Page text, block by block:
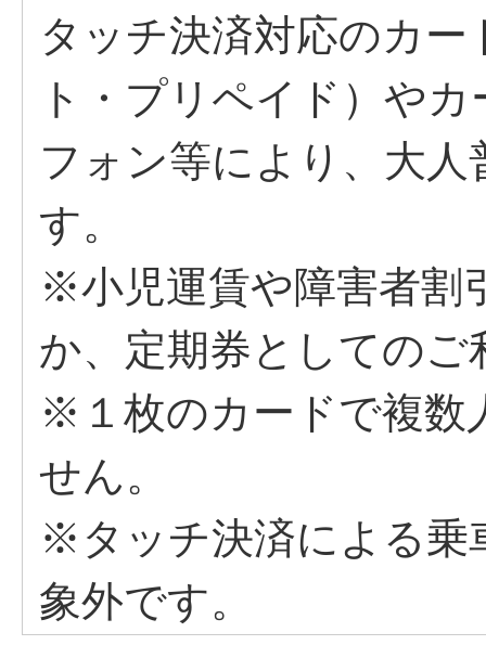
タッチ決済対応のカ
ト・プリペイド）や
フォン等により、大
す。
※小児運賃や障害者割
か、定期券としての
※１枚のカードで複数
せん。
※タッチ決済による乗
象外です。